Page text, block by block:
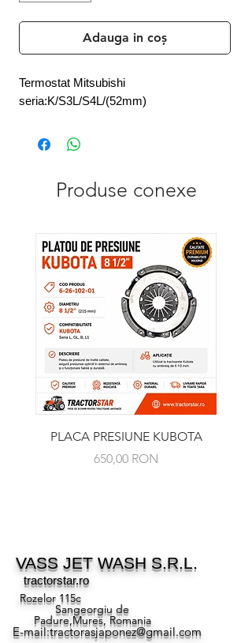
Adauga in coș
Termostat Mitsubishi
seria:K/S3L/S4L/(52mm)
Produse conexe
PLACA PRESIUNE KUBOTA
Preț
650,00 RON
VASS JET WASH S.R.L.
tractorstar.ro
Rozelor 115c
Sangeorgiu de
Padure,Mures, Romania
E-mail:tractorasjaponez@gmail.com